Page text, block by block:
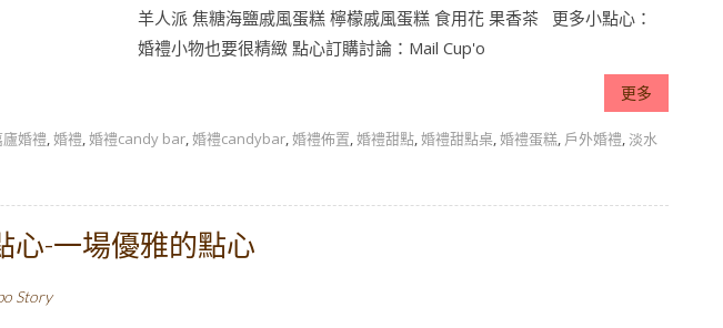
羊人派 焦糖海鹽戚風蛋糕 檸檬戚風蛋糕 食用花 果香茶 更多小點心：
婚禮小物也要很精緻 點心訂購討論：Mail Cup'o
更多
廬婚禮,婚禮,婚禮candy bar,婚禮candybar,婚禮佈置,婚禮甜點,婚禮甜點桌,婚禮蛋糕, 戶外婚禮,淡水
心-一場優雅的點心
Story